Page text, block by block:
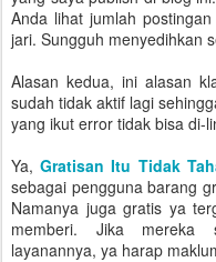
Anda lihat jumlah
jari. Sungguh menyedihkan
Alasan kedua, ini alasan
sudah tidak aktif lagi
yang ikut error tidak bisa di-
Ya,Gratisan Itu Tidak
sebagai pengguna barang
Namanya juga gratis ya
memberi. Jika mereka
layanannya, ya harap